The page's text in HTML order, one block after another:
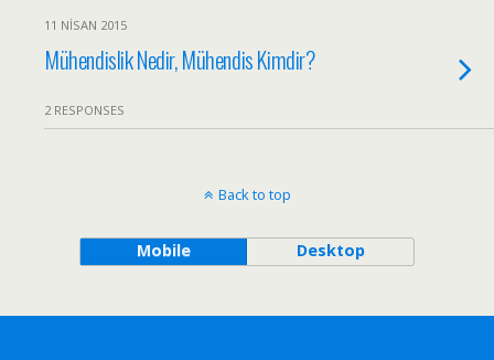
11 NISAN 2015
Mühendislik Nedir, Mühendis Kimdir?
2 RESPONSES
Back to top
Mobile Desktop